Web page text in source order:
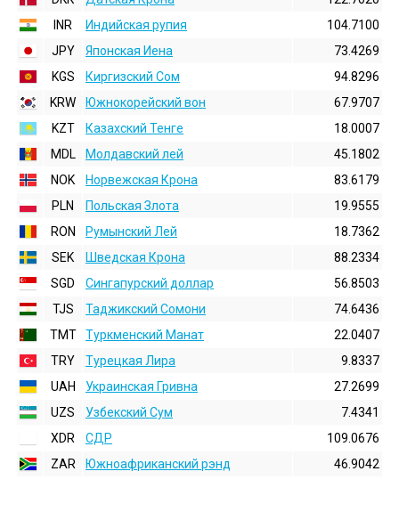
INR
Индийская pупия
104.7100
JPY
Японская Иена
73.4269
KGS
Киргизский Сом
94.8296
KRW
Южнокорейский вон
67.9707
KZT
Казахский Тенге
18.0007
MDL
Молдавский лей
45.1802
NOK
Норвежская Крона
83.6179
PLN
Польская Злота
19.9555
RON
Румынский Лей
18.7362
SEK
Шведская Крона
88.2334
SGD
Сингапурский доллар
56.8503
TJS
Таджикский Сомони
74.6436
TMT
Туркменский Манат
22.0407
TRY
Турецкая Лира
9.8337
UAH
Украинская Гривна
27.2699
UZS
Узбекский Сум
7.4341
XDR
СДР
109.0676
ZAR
Южноафриканский рэнд 46.9042